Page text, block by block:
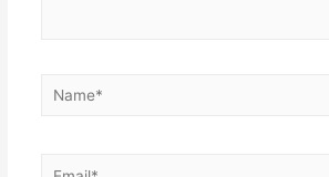
Name*
Email*